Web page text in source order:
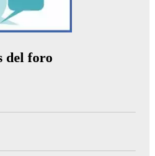
del foro